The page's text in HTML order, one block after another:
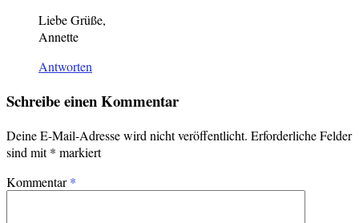
Liebe Grüße,
Annette
Antworten
Schreibe einen Kommentar
Deine E-Mail-Adresse wird nicht veröffentlicht. Erforderliche Felder
sind mit* markiert
Kommentar*